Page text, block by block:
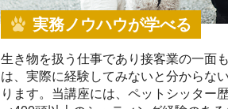
実務ノウハウが学べる
生き物を扱う仕事であり接客業の一面
は、実際に経験してみないと分からな
ります。当講座には、ペットシッター